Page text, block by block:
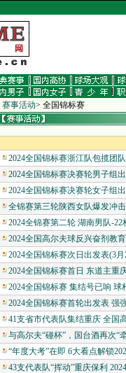
赛事活动> 全国锦标赛
2024全国锦标赛浙江队包揽团
2024全国锦标赛决赛轮男子组
2024全国锦标赛决赛轮女子组
全锦赛第三轮陕西女队爆发冲
2024全锦赛第二轮 湖南男队-
2024全国高尔夫球反兴奋剂教
2024全国锦标赛次日出发表(3月
2024全国锦标赛首日 东道主重
2024全国锦标赛 集结号已响
2024全国锦标赛首轮出发表 强
41支省市代表队集结重庆 全国
与高尔夫“碰杯”，国台酒再次“
“年度大考”在即 6大看点解锁
43支代表队“挥动”重庆保利